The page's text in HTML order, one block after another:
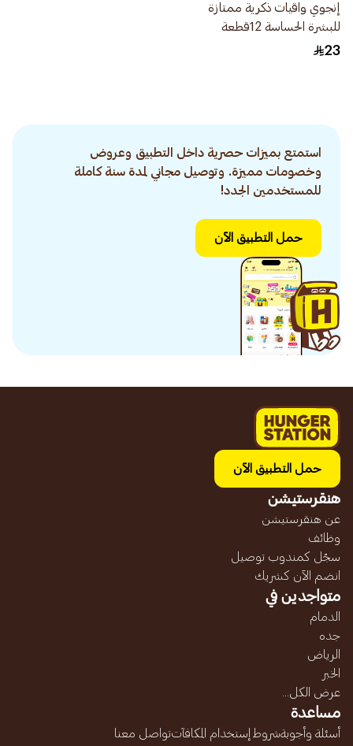
إنجوي واقيات ذكرية ممتازة
للبشرة الحساسة 12قطعة
23
استمتع بميزات حصرية داخل التطبيق وعروض
وخصومات مميزة. وتوصيل مجاني لمدة سنة كاملة
للمستخدمين الجدد!
حمل التطبيق الآن
حمل التطبيق الآن
هنقرستيشن
عن هنقرستيشن
وظائف
سجّل كمندوب توصيل
انضم الآن كشريك
متواجدين في
الدمام
جده
الرياض
الخبر
عرض الكل...
مساعدة
أسئلة وأجوبةشروط إستخدام المكافآتتواصل معنا